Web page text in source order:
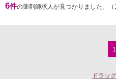
6件の薬剤師求人が見つかりました。（
1
ドラッ